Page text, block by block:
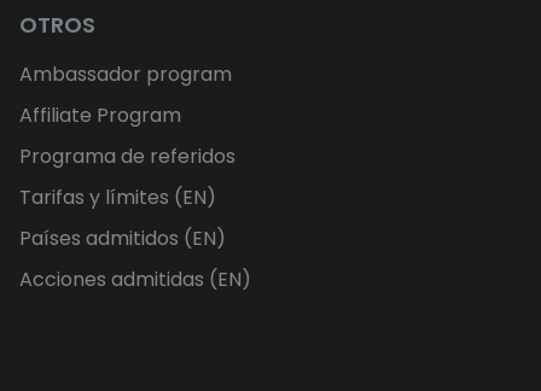
OTROS
Ambassador program
Affiliate Program
Programa de referidos
Tarifas y límites (EN)
Países admitidos (EN)
Acciones admitidas (EN)